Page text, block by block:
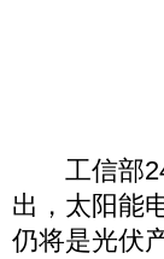
工信部24
出，太阳能
仍将是光伏